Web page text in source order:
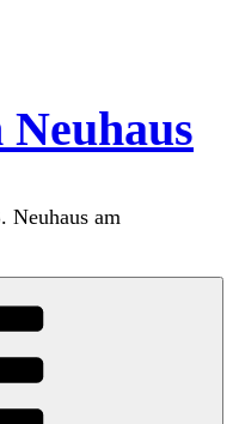
Neuhaus am